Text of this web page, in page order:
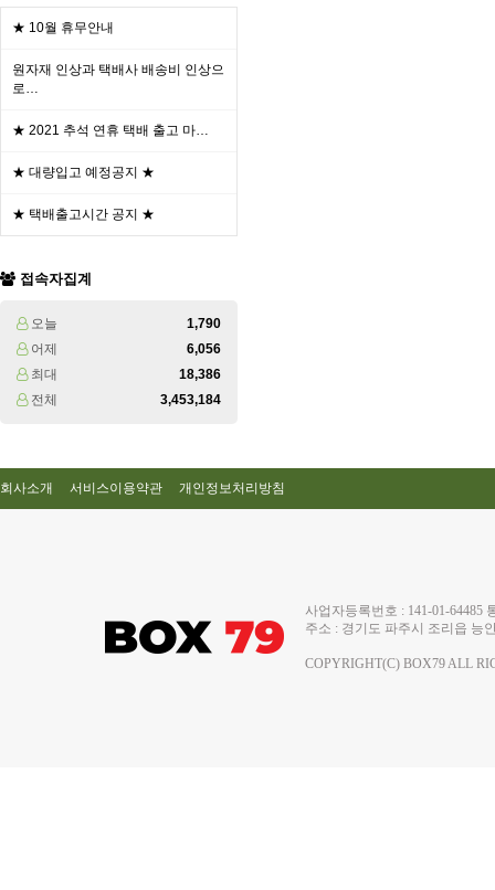
★ 10월 휴무안내
원자재 인상과 택배사 배송비 인상으
로…
★ 2021 추석 연휴 택배 출고 마…
★ 대량입고 예정공지 ★
★ 택배출고시간 공지 ★
접속자집계
오늘
1,790
어제
6,056
최대
18,386
전체
3,453,184
회사소개 서비스이용약관 개인정보처리방침
사업자등록번호 : 141-01-
주소 : 경기도 파주시 조리읍 능
COPYRIGHT(C) BOX79 ALL